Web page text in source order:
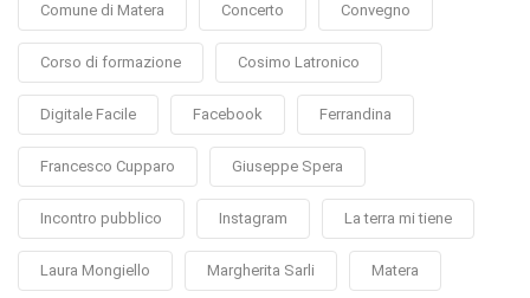
Comune di Matera Concerto Convegno
Corso di formazione Cosimo Latronico
Digitale Facile Facebook Ferrandina
Francesco Cupparo Giuseppe Spera
Incontro pubblico Instagram La terra mi tiene
Laura Mongiello Margherita Sarli Matera